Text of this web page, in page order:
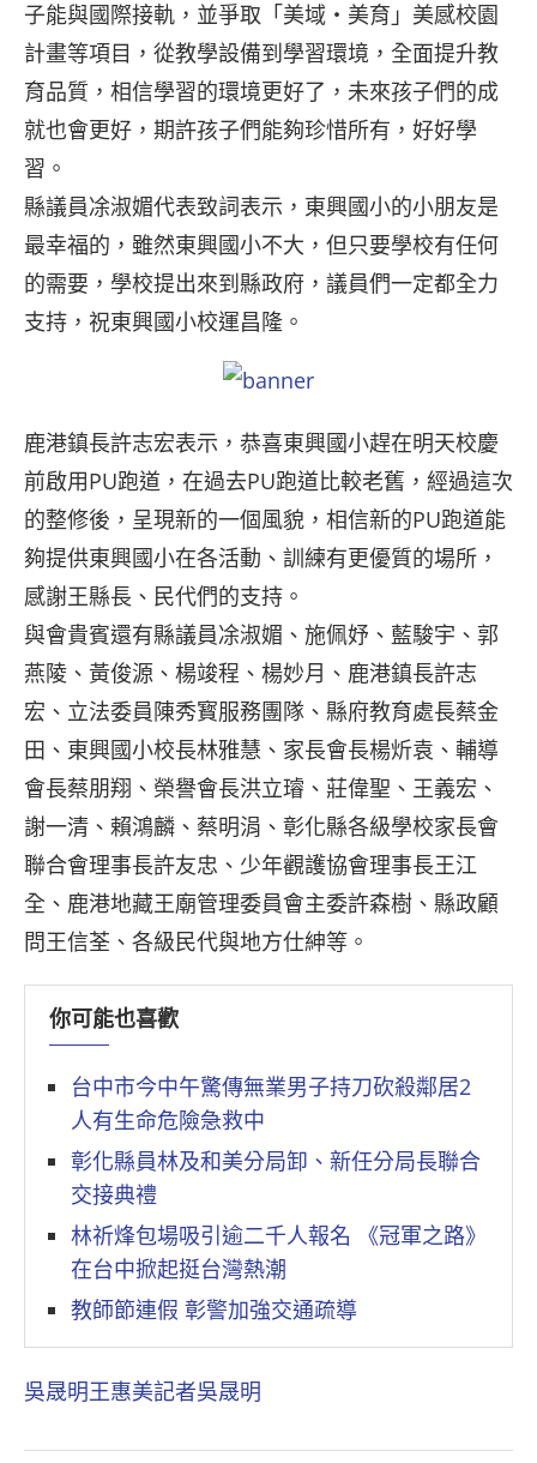
子能與國際接軌，並爭取「美域‧美育」美感校園
計畫等項目，從教學設備到學習環境，全面提升教
育品質，相信學習的環境更好了，未來孩子們的成
就也會更好，期許孩子們能夠珍惜所有，好好學
習。
縣議員凃淑媚代表致詞表示，東興國小的小朋友是
最幸福的，雖然東興國小不大，但只要學校有任何
的需要，學校提出來到縣政府，議員們一定都全力
支持，祝東興國小校運昌隆。
鹿港鎮長許志宏表示，恭喜東興國小趕在明天校慶
前啟用PU跑道，在過去PU跑道比較老舊，經過這次
的整修後，呈現新的一個風貌，相信新的PU跑道能
夠提供東興國小在各活動、訓練有更優質的場所，
感謝王縣長、民代們的支持。
與會貴賓還有縣議員凃淑媚、施佩妤、藍駿宇、郭
燕陵、黃俊源、楊竣程、楊妙月、鹿港鎮長許志
宏、立法委員陳秀寳服務團隊、縣府教育處長蔡金
田、東興國小校長林雅慧、家長會長楊炘袁、輔導
會長蔡朋翔、榮譽會長洪立璿、莊偉聖、王義宏、
謝一清、賴鴻麟、蔡明涓、彰化縣各級學校家長會
聯合會理事長許友忠、少年觀護協會理事長王江
全、鹿港地藏王廟管理委員會主委許森樹、縣政顧
問王信荃、各級民代與地方仕紳等。
你可能也喜歡
台中市今中午驚傳無業男子持刀砍殺鄰居2
人有生命危險急救中
彰化縣員林及和美分局卸、新任分局長聯合
交接典禮
林祈烽包場吸引逾二千人報名 《冠軍之路》
在台中掀起挺台灣熱潮
教師節連假 彰警加強交通疏導
吳晟明王惠美記者吳晟明